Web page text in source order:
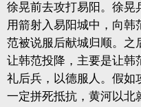
徐晃前去攻打易阳。徐晃
用箭射入易阳城中，向韩
范被说服后献城归顺。之
让韩范投降，主要是让韩
礼后兵，以德服人。假如
一定拼死抵抗，黄河以北